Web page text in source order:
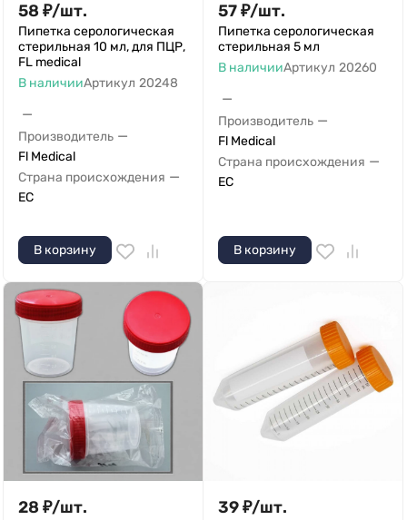
58 ₽/шт.
Пипетка серологическая
стерильная 10 мл, для ПЦР,
FL medical
В наличииАртикул 20248
—
Производитель —
Fl Medical
Страна происхождения —
ЕС
В корзину
57₽/шт.
Пипетка серологическая
стерильная 5 мл
В наличииАртикул 20260
—
Производитель —
Fl Medical
Страна происхождения —
ЕС
В корзину
28 ₽/шт. 39₽/шт.